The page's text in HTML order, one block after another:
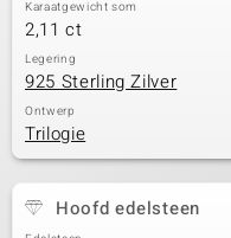
Karaatgewicht som
2,11 ct
Legering
925 Sterling Zilver
Ontwerp
Trilogie
Hoofd edelsteen